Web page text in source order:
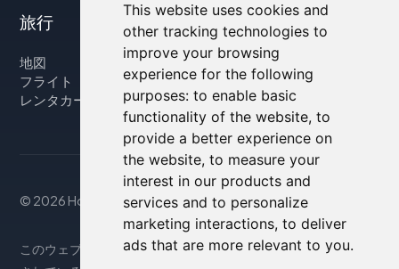
This website uses cookies and
other tracking technologies to
improve your browsing
experience for the following
purposes: to enable basic
functionality of the website, to
provide a better experience on
the website, to measure your
interest in our products and
services and to personalize
marketing interactions, to deliver
ads that are more relevant to you.
旅行
地図
フライト
レンタカー
© 2026 Housity.net
このウェブサイトは参考情報のみを提供するものであり、掲載